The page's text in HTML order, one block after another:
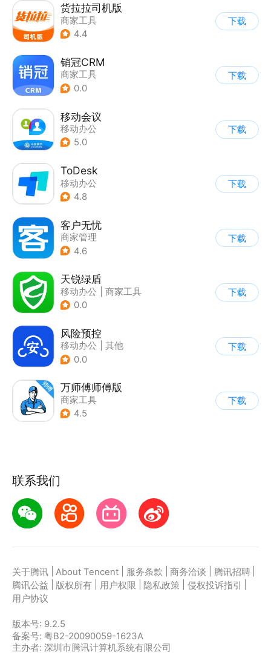
货拉拉司机版
商家工具
4.4
下载
销冠CRM
商家工具
0.0
下载
移动会议
移动办公
5.0
下载
ToDesk
移动办公
4.8
下载
客户无忧
商家管理
4.6
下载
天锐绿盾
移动办公
商家工具
0.0
下载
风险预控
移动办公
其他
| 商家管理
0.0
下载
万师傅师傅版
商家工具
4.5
下载
联系我们
关于腾讯 About Tencent 服务条款 商务洽谈 腾讯招聘
腾讯公益
版权所有 用户权限 隐私政策 侵权投诉指引
用户协议
版本号: 9.2.5
备案号: 粤B2-20090059-1623A
主办者: 深圳市腾讯计算机系统有限公司